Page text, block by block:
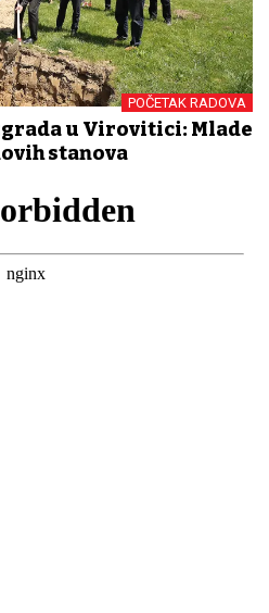
POČETAK RADOVA
u Virovitici: Mlade
stanova